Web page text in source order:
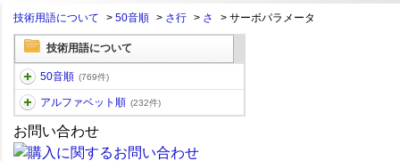
技術用語について > 50音順 > さ行 > さ > サーボパラメータ
技術用語について
50音順 (769件)
アルファベット順 (232件)
お問い合わせ